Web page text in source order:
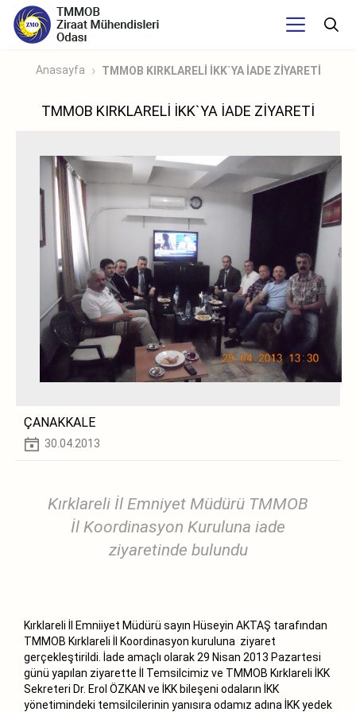
Anasayfa TMMOB KIRKLARELİ İKK`YA İADE ZİYARETİ
TMMOB KIRKLARELİ İKK`YA İADE ZİYARETİ
ÇANAKKALE
30.04.2013
Kırklareli İl Emniyet Müdürü TMMOB
İl Koordinasyon Kuruluna iade
ziyaretinde bulundu
Kırklareli İl Emniiyet Müdürü sayın Hüseyin AKTAŞ tarafından
TMMOB Kırklareli İl Koordinasyon kuruluna ziyaret
gerçekleştirildi. İade amaçlı olarak 29 Nisan 2013 Pazartesi
günü yapılan ziyarette İl Temsilcimiz ve TMMOB Kırklareli İKK
Sekreteri Dr. Erol ÖZKAN ve İKK bileşeni odaların İKK
yönetimindeki temsilcilerinin yanısıra odamız adına İKK yedek